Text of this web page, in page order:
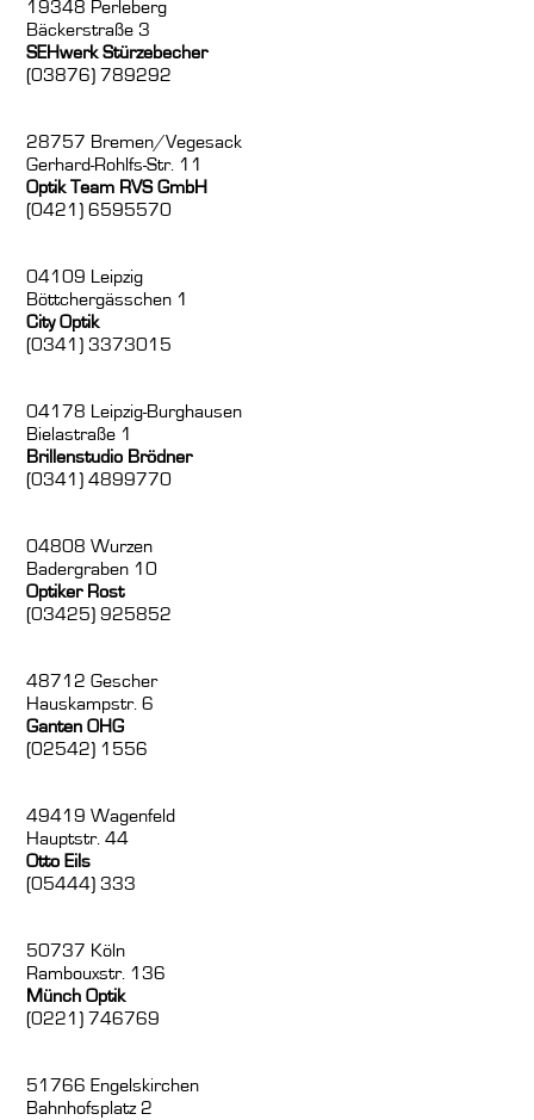
19348 Perleberg
Bäckerstraße 3
SEHwerk Stürzebecher
(03876) 789292
28757 Bremen/Vegesack
Gerhard-Rohlfs-Str. 11
Optik Team RVS GmbH
(0421) 6595570
04109 Leipzig
Böttchergässchen 1
City Optik
(0341) 3373015
04178 Leipzig-Burghausen
Bielastraße 1
Brillenstudio Brödner
(0341) 4899770
04808 Wurzen
Badergraben 10
Optiker Rost
(03425) 925852
48712 Gescher
Hauskampstr. 6
Ganten OHG
(02542) 1556
49419 Wagenfeld
Hauptstr. 44
Otto Eils
(05444) 333
50737 Köln
Rambouxstr. 136
Münch Optik
(0221) 746769
51766 Engelskirchen
Bahnhofsplatz 2